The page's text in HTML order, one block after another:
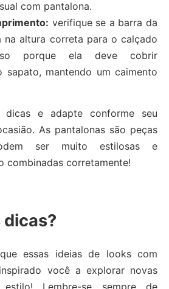
com pantalona.
verifique se a barra da
na altura correta para o calçado
porque ela deve cobrir
sapato, mantendo um caimento
dicas e adapte conforme seu
As pantalonas são peças
ser muito estilosas e
combinadas corretamente!
essas ideias de looks com
você a explorar novas
estilo! Lembre-se sempre de